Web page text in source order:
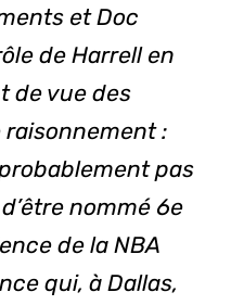
et Doc
de Harrell en
de vue des
raisonnement :
pas
nommé 6e
de la NBA
qui, à Dallas,